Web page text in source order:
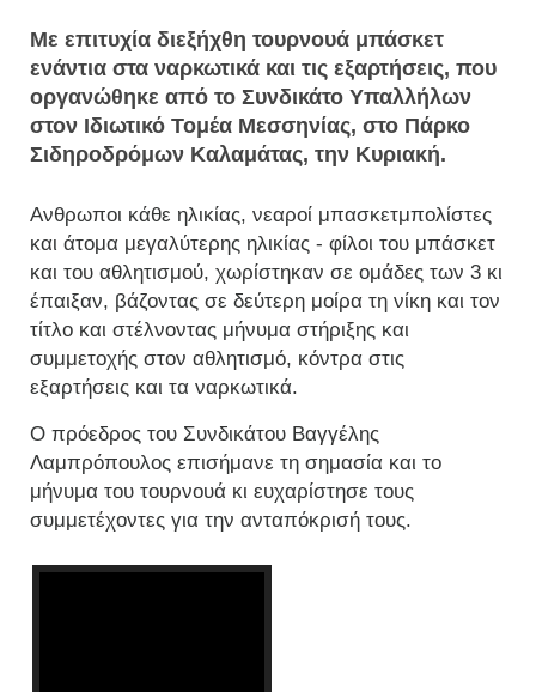
Με επιτυχία διεξήχθη τουρνουά μπάσκετ
ενάντια στα ναρκωτικά και τις εξαρτήσεις, που
οργανώθηκε από το Συνδικάτο Υπαλλήλων
στον Ιδιωτικό Τομέα Μεσσηνίας, στο Πάρκο
Σιδηροδρόμων Καλαμάτας, την Κυριακή.
Ανθρωποι κάθε ηλικίας, νεαροί μπασκετμπολίστες
και άτομα μεγαλύτερης ηλικίας - φίλοι του μπάσκετ
και του αθλητισμού, χωρίστηκαν σε ομάδες των 3 κι
έπαιξαν, βάζοντας σε δεύτερη μοίρα τη νίκη και τον
τίτλο και στέλνοντας μήνυμα στήριξης και
συμμετοχής στον αθλητισμό, κόντρα στις
εξαρτήσεις και τα ναρκωτικά.
Ο πρόεδρος του Συνδικάτου Βαγγέλης
Λαμπρόπουλος επισήμανε τη σημασία και το
μήνυμα του τουρνουά κι ευχαρίστησε τους
συμμετέχοντες για την ανταπόκρισή τους.